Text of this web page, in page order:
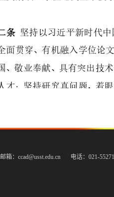
邮箱：ccad@usst.edu.cn
电话：021-